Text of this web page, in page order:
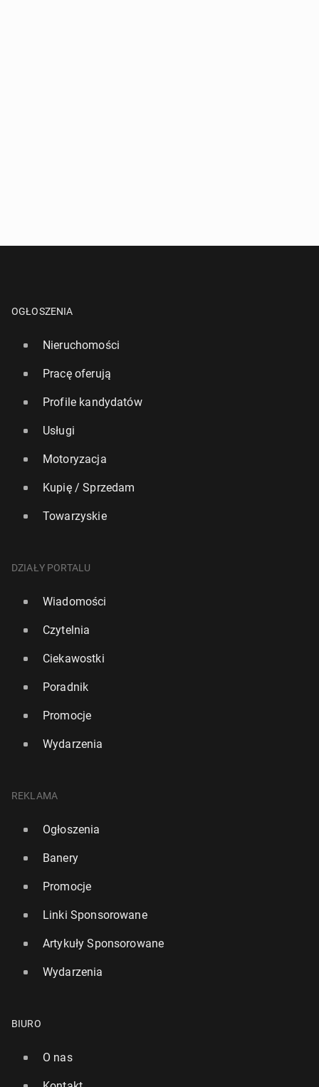
OGŁOSZENIA
Nieruchomości
Pracę oferują
Profile kandydatów
Usługi
Motoryzacja
Kupię / Sprzedam
Towarzyskie
DZIAŁY PORTALU
Wiadomości
Czytelnia
Ciekawostki
Poradnik
Promocje
Wydarzenia
REKLAMA
Ogłoszenia
Banery
Promocje
Linki Sponsorowane
Artykuły Sponsorowane
Wydarzenia
BIURO
O nas